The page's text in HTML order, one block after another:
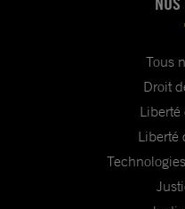
Tous
Droit
Liberté
Liberté